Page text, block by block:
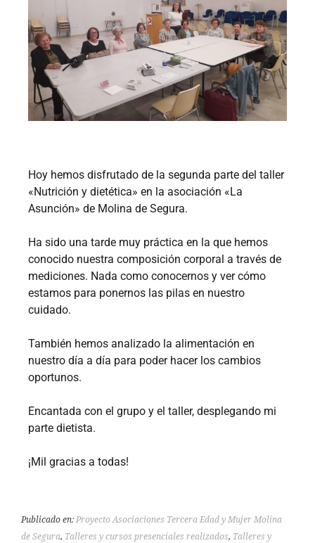
Hoy hemos disfrutado de la segunda parte del taller
«Nutrición y dietética» en la asociación «La
Asunción» de Molina de Segura.
Ha sido una tarde muy práctica en la que hemos
conocido nuestra composición corporal a través de
mediciones. Nada como conocernos y ver cómo
estamos para ponernos las pilas en nuestro
cuidado.
También hemos analizado la alimentación en
nuestro día a día para poder hacer los cambios
oportunos.
Encantada con el grupo y el taller, desplegando mi
parte dietista.
¡Mil gracias a todas!
Publicado en:Proyecto Asociaciones Tercera Edad y Mujer Molina
de Segura, Talleres y cursos presenciales realizados, Talleres y